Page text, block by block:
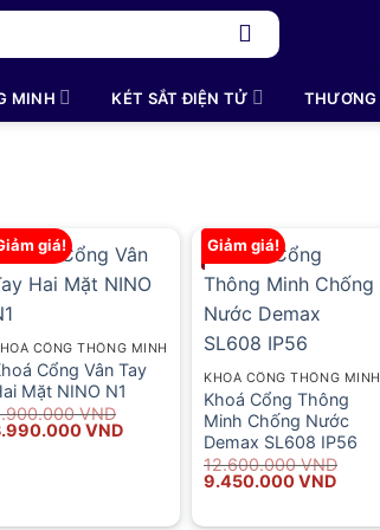
MINH KÉT SẮT ĐIỆN TỬ THƯƠNG
giá!
CỔNG THÔNG MINH
Cổng Vân Tay
Mặt NINO N1
VND
VNDGiá
Giảm giá!
KHOÁ CỔNG THÔNG MINH
Khoá Cổng Thông
Minh Chống Nước
Demax SL608 IP56
12.600.000VND
Giá
9.450.000VNDGiá